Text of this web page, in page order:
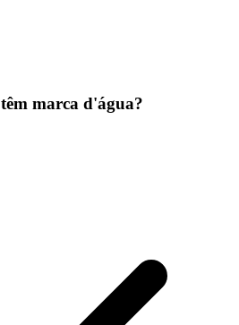
têm marca d'água?